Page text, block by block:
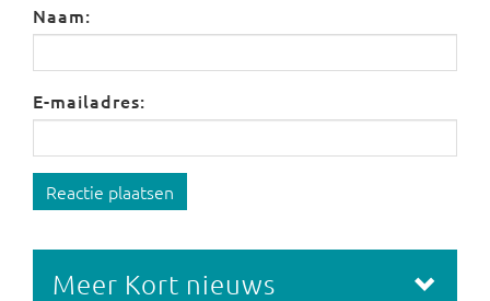
Naam:
E-mailadres:
Reactie plaatsen
Meer Kort nieuws